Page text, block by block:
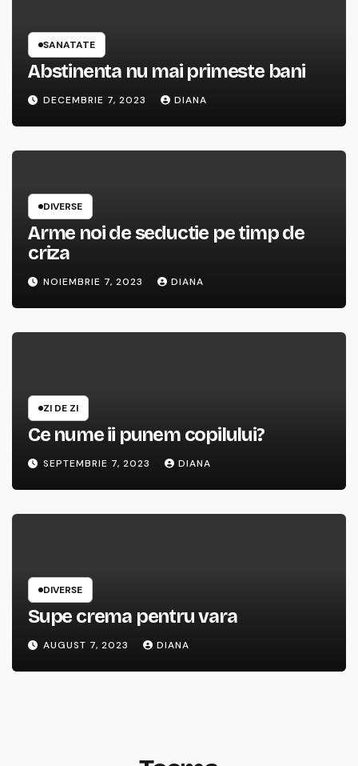
SANATATE
Abstinenta nu mai primeste bani
DECEMBRIE 7, 2023 DIANA
DIVERSE
Arme noi de seductie pe timp de
criza
NOIEMBRIE 7, 2023 DIANA
ZI DE ZI
Ce nume ii punem copilului?
SEPTEMBRIE 7, 2023 DIANA
DIVERSE
Supe crema pentru vara
AUGUST 7, 2023 DIANA